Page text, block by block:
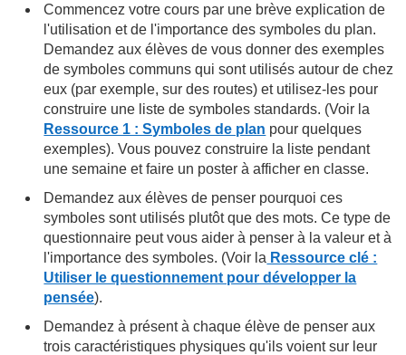
Commencez votre cours par une brève explication de
l'utilisation et de l'importance des symboles du plan.
Demandez aux élèves de vous donner des exemples
de symboles communs qui sont utilisés autour de chez
eux (par exemple, sur des routes) et utilisez-les pour
construire une liste de symboles standards. (Voir la
Ressource 1 : Symboles de plan pour quelques
exemples). Vous pouvez construire la liste pendant
une semaine et faire un poster à afficher en classe.
Demandez aux élèves de penser pourquoi ces
symboles sont utilisés plutôt que des mots. Ce type de
questionnaire peut vous aider à penser à la valeur et à
l'importance des symboles. (Voir la Ressource clé :
Utiliser le questionnement pour développer la
pensée).
Demandez à présent à chaque élève de penser aux
trois caractéristiques physiques qu'ils voient sur leur